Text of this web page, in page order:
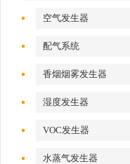
空气发生器
配气系统
香烟烟雾发生器
湿度发生器
VOC发生器
水蒸气发生器